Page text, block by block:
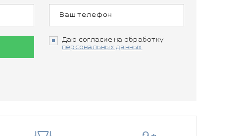
Даю согласие на обработку
персональных данных